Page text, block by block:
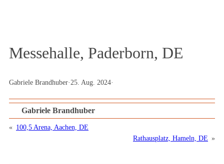
Messehalle, Paderborn, DE
Gabriele Brandhuber·25. Aug. 2024·
Gabriele Brandhuber
« 100,5 Arena, Aachen, DE
Rathausplatz, Hameln, DE »